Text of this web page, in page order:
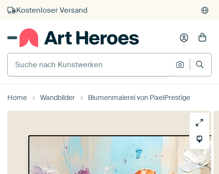
Kauf auf Rechnung
Individueller Druck auf Bestellung
Suche nach Kunstwerken
Suche
Home Wandbilder Blumenmalerei von PixelPrestige